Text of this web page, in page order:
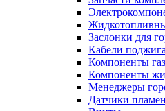
Заслонки для
Кабели
Компоненты
Компоненты
Менеджеры
Датчики